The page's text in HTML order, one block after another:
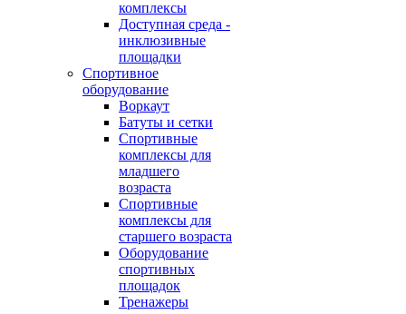
комплексы
Доступная среда -
инклюзивные
площадки
Спортивное
оборудование
Воркаут
Батуты и сетки
Спортивные
комплексы для
младшего
возраста
Спортивные
комплексы для
старшего возраста
Оборудование
спортивных
площадок
Тренажеры